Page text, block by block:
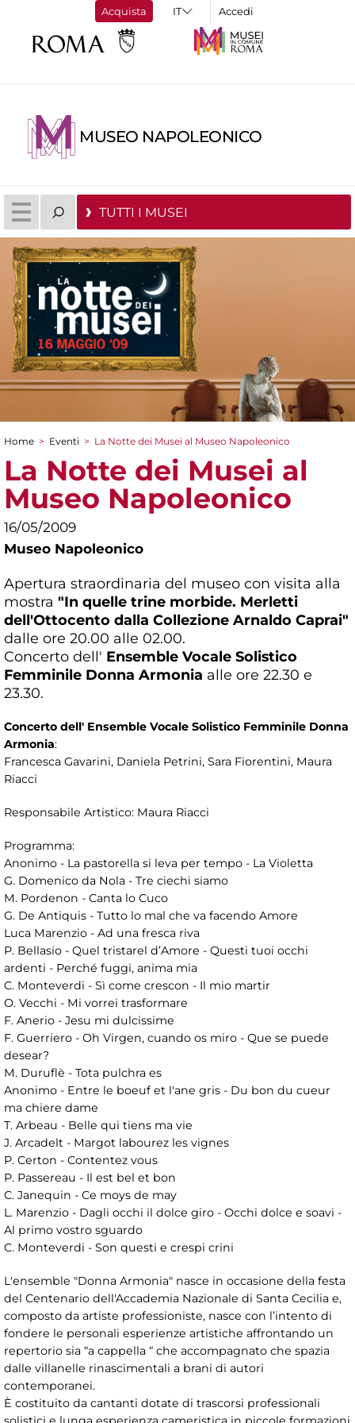
Acquista Accedi
MUSEO NAPOLEONICO
TUTTI I MUSEI
Tu sei qui
Home > Eventi > La Notte dei Musei al Museo Napoleonico
La Notte dei Musei al
Museo Napoleonico
16/05/2009
Museo Napoleonico
Apertura straordinaria del museo con visita alla
mostra "In quelle trine morbide. Merletti
dell'Ottocento dalla Collezione Arnaldo Caprai"
dalle ore 20.00 alle 02.00.
Concerto dell' Ensemble Vocale Solistico
Femminile Donna Armonia alle ore 22.30 e
23.30.
Concerto dell' Ensemble Vocale Solistico Femminile Donna
Armonia:
Francesca Gavarini, Daniela Petrini, Sara Fiorentini, Maura
Riacci
Responsabile Artistico: Maura Riacci
Programma:
Anonimo - La pastorella si leva per tempo - La Violetta
G. Domenico da Nola - Tre ciechi siamo
M. Pordenon - Canta lo Cuco
G. De Antiquis - Tutto lo mal che va facendo Amore
Luca Marenzio - Ad una fresca riva
P. Bellasio - Quel tristarel d’Amore - Questi tuoi occhi
ardenti - Perché fuggi, anima mia
C. Monteverdi - Sì come crescon - Il mio martir
O. Vecchi - Mi vorrei trasformare
F. Anerio - Jesu mi dulcissime
F. Guerriero - Oh Virgen, cuando os miro - Que se puede
desear?
M. Duruflè - Tota pulchra es
Anonimo - Entre le boeuf et l'ane gris - Du bon du cueur
ma chiere dame
T. Arbeau - Belle qui tiens ma vie
J. Arcadelt - Margot labourez les vignes
P. Certon - Contentez vous
P. Passereau - Il est bel et bon
C. Janequin - Ce moys de may
L. Marenzio - Dagli occhi il dolce giro - Occhi dolce e soavi -
Al primo vostro sguardo
C. Monteverdi - Son questi e crespi crini
L'ensemble "Donna Armonia" nasce in occasione della festa
del Centenario dell'Accademia Nazionale di Santa Cecilia e,
composto da artiste professioniste, nasce con l’intento di
fondere le personali esperienze artistiche affrontando un
repertorio sia “a cappella “ che accompagnato che spazia
dalle villanelle rinascimentali a brani di autori
contemporanei.
È costituito da cantanti dotate di trascorsi professionali